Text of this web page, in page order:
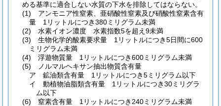
める基準に適合しない水質の下水を排除してはならない。
(1)
アンモニア性窒素、亜硝酸性窒素及び硝酸性窒素含有
量 1リットルにつき380ミリグラム未満
(2)
水素イオン濃度 水素指数5を超え9未満
(3)
生物化学的酸素要求量 1リットルにつき5日間に600
ミリグラム未満
(4)
浮遊物質量 1リットルにつき600ミリグラム未満
(5)
ノルマルヘキサン抽出物質含有量
ア
鉱油類含有量 1リットルにつき5ミリグラム以下
イ
動植物油脂類含有量 1リットルにつき30ミリグラ
ム以下
(6)
窒素含有量 1リットルにつき240ミリグラム未満